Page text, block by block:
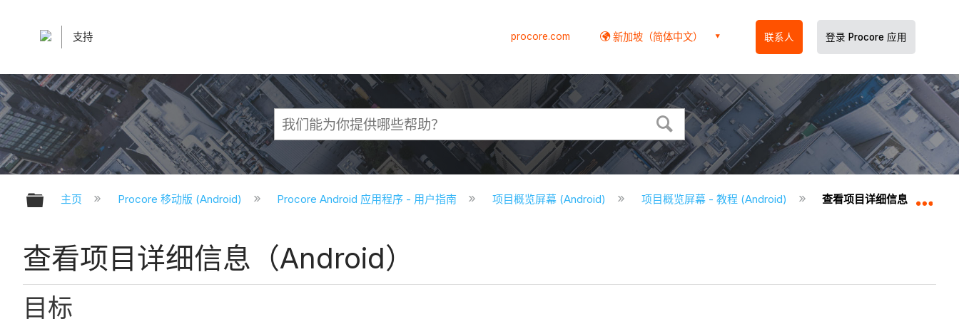
支持 procore.com 新加坡（简体中文） 联系人 登录 Procore 应用
扩展/隐缩全局层次
主页 Procore 移动版 (Android) Procore Android 应用程序 - 用户指南 项目概览屏幕 (Android) 项目概览屏幕 - 教程 (Android) 查看项目详细信息（
查看项目详细信息（Android）
目标